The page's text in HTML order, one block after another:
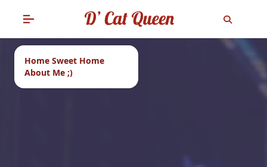
Home Sweet Home
About Me ;)